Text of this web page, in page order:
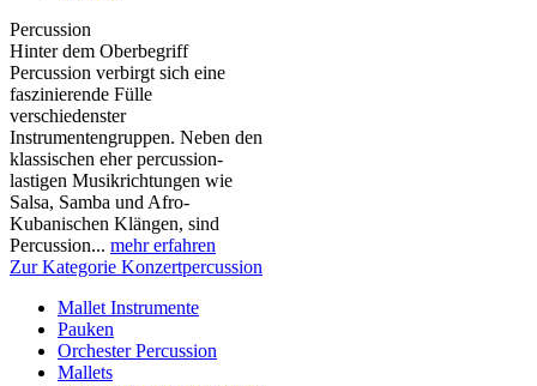
Percussion
Hinter dem Oberbegriff
Percussion verbirgt sich eine
faszinierende Fülle
verschiedenster
Instrumentengruppen. Neben den
klassischen eher percussion-
lastigen Musikrichtungen wie
Salsa, Samba und Afro-
Kubanischen Klängen, sind
Percussion... mehr erfahren
Zur Kategorie Konzertpercussion
Mallet Instrumente
Pauken
Orchester Percussion
Mallets